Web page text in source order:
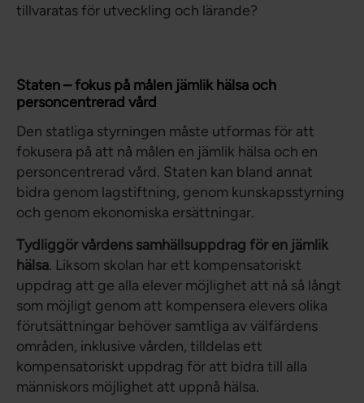
tillvaratas för utveckling och lärande?
Staten – fokus på målen jämlik hälsa och
personcentrerad vård
Den statliga styrningen måste utformas för att
fokusera på att nå målen en jämlik hälsa och en
personcentrerad vård. Staten kan bland annat
bidra genom lagstiftning, genom kunskapsstyrning
och genom ekonomiska ersättningar.
Tydliggör vårdens samhällsuppdrag för en jämlik
hälsa. Liksom skolan har ett kompensatoriskt
uppdrag att ge alla elever möjlighet att nå så långt
som möjligt genom att kompensera elevers olika
förutsättningar behöver samtliga av välfärdens
områden, inklusive vården, tilldelas ett
kompensatoriskt uppdrag för att bidra till alla
människors möjlighet att uppnå hälsa.